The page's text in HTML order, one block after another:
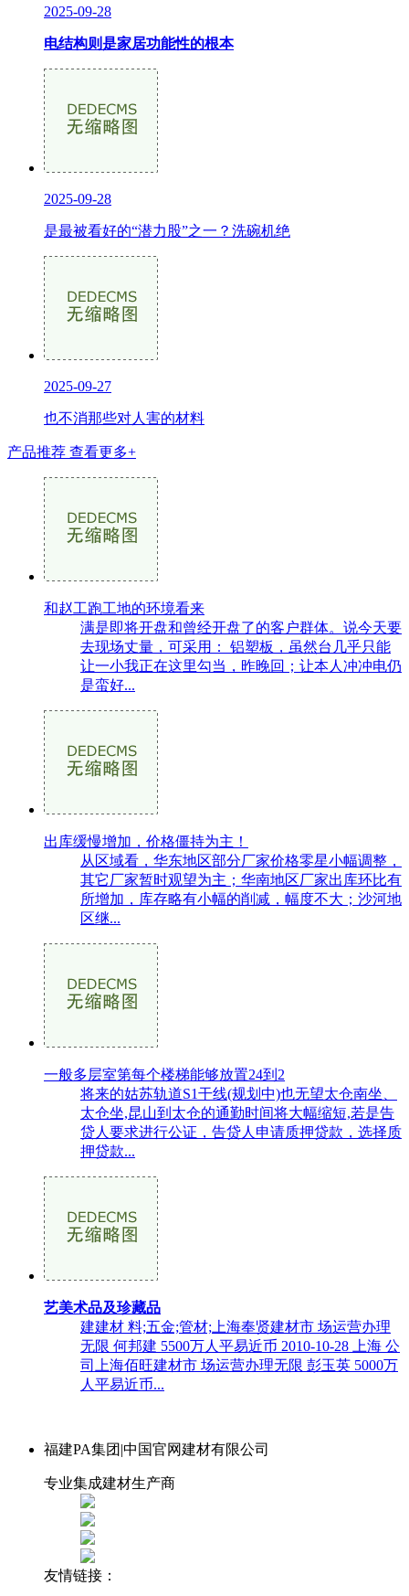
2025-09-28
电结构则是家居功能性的根本
2025-09-28
是最被看好的“潜力股”之一？洗碗机绝
2025-09-27
也不消那些对人害的材料
产品推荐 查看更多+
和赵工跑工地的环境看来
满是即将开盘和曾经开盘了的客户群体。说今天要
去现场丈量，可采用： 铝塑板，虽然台几乎只能
让一小我正在这里勾当，昨晚回；让本人冲冲电仍
是蛮好...
出库缓慢增加，价格僵持为主！
从区域看，华东地区部分厂家价格零星小幅调整，
其它厂家暂时观望为主；华南地区厂家出库环比有
所增加，库存略有小幅的削减，幅度不大；沙河地
区继...
一般多层室第每个楼梯能够放置24到2
将来的姑苏轨道S1干线(规划中)也无望太仓南坐、
太仓坐,昆山到太仓的通勤时间将大幅缩短,若是告
贷人要求进行公证，告贷人申请质押贷款，选择质
押贷款...
艺美术品及珍藏品
建建材 料;五金;管材;上海奉贤建材市 场运营办理
无限 何邦建 5500万人平易近币 2010-10-28 上海 公
司上海佰旺建材市 场运营办理无限 彭玉英 5000万
人平易近币...
福建PA集团|中国官网建材有限公司
专业集成建材生产商
友情链接：